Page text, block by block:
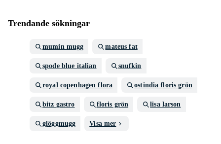
Trendande sökningar
mumin mugg mateus fat
spode blue italian snufkin
royal copenhagen flora ostindia floris grön
bitz gastro floris grön lisa larson
glöggmugg Visa mer